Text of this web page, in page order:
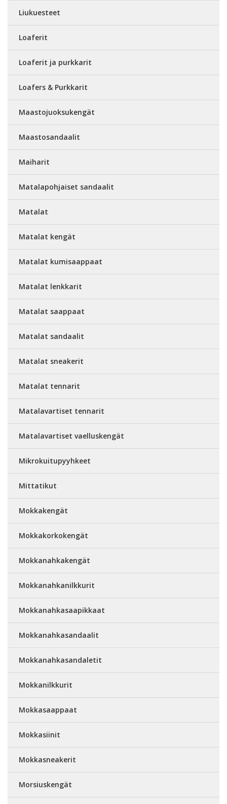
Liukuesteet
Loaferit
Loaferit ja purkkarit
Loafers & Purkkarit
Maastojuoksukengät
Maastosandaalit
Maiharit
Matalapohjaiset sandaalit
Matalat
Matalat kengät
Matalat kumisaappaat
Matalat lenkkarit
Matalat saappaat
Matalat sandaalit
Matalat sneakerit
Matalat tennarit
Matalavartiset tennarit
Matalavartiset vaelluskengät
Mikrokuitupyyhkeet
Mittatikut
Mokkakengät
Mokkakorkokengät
Mokkanahkakengät
Mokkanahkanilkkurit
Mokkanahkasaapikkaat
Mokkanahkasandaalit
Mokkanahkasandaletit
Mokkanilkkurit
Mokkasaappaat
Mokkasiinit
Mokkasneakerit
Morsiuskengät